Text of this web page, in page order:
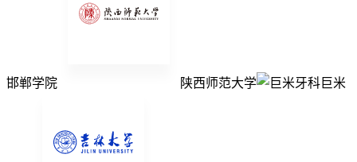
邯郸学院 陕西师范大学 巨米